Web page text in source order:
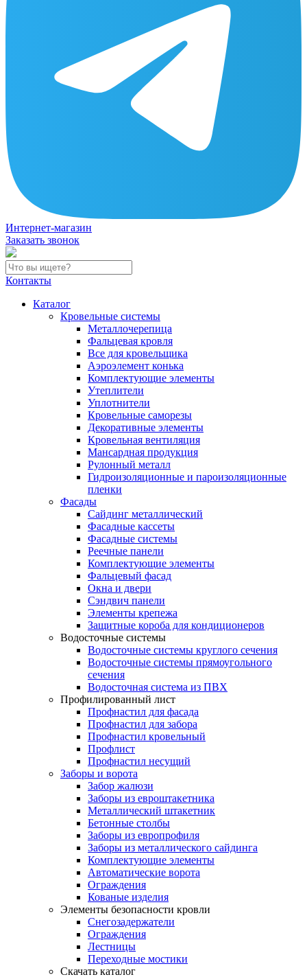
Интернет-магазин
Заказать звонок
Контакты
Каталог
Кровельные системы
Металлочерепица
Фальцевая кровля
Все для кровельщика
Аэроэлемент конька
Комплектующие элементы
Утеплители
Уплотнители
Кровельные саморезы
Декоративные элементы
Кровельная вентиляция
Мансардная продукция
Рулонный металл
Гидроизоляционные и пароизоляционные
пленки
Фасады
Сайдинг металлический
Фасадные кассеты
Фасадные системы
Реечные панели
Комплектующие элементы
Фальцевый фасад
Окна и двери
Сэндвич панели
Элементы крепежа
Защитные короба для кондиционеров
Водосточные системы
Водосточные системы круглого сечения
Водосточные системы прямоугольного
сечения
Водосточная система из ПВХ
Профилированный лист
Профнастил для фасада
Профнастил для забора
Профнастил кровельный
Профлист
Профнастил несущий
Заборы и ворота
Забор жалюзи
Заборы из евроштакетника
Металлический штакетник
Бетонные столбы
Заборы из европрофиля
Заборы из металлического сайдинга
Комплектующие элементы
Автоматические ворота
Ограждения
Кованые изделия
Элементы безопасности кровли
Снегозадержатели
Ограждения
Лестницы
Переходные мостики
Скачать каталог